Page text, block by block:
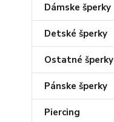
Dámske šperky
Detské šperky
Ostatné šperky
Pánske šperky
Piercing